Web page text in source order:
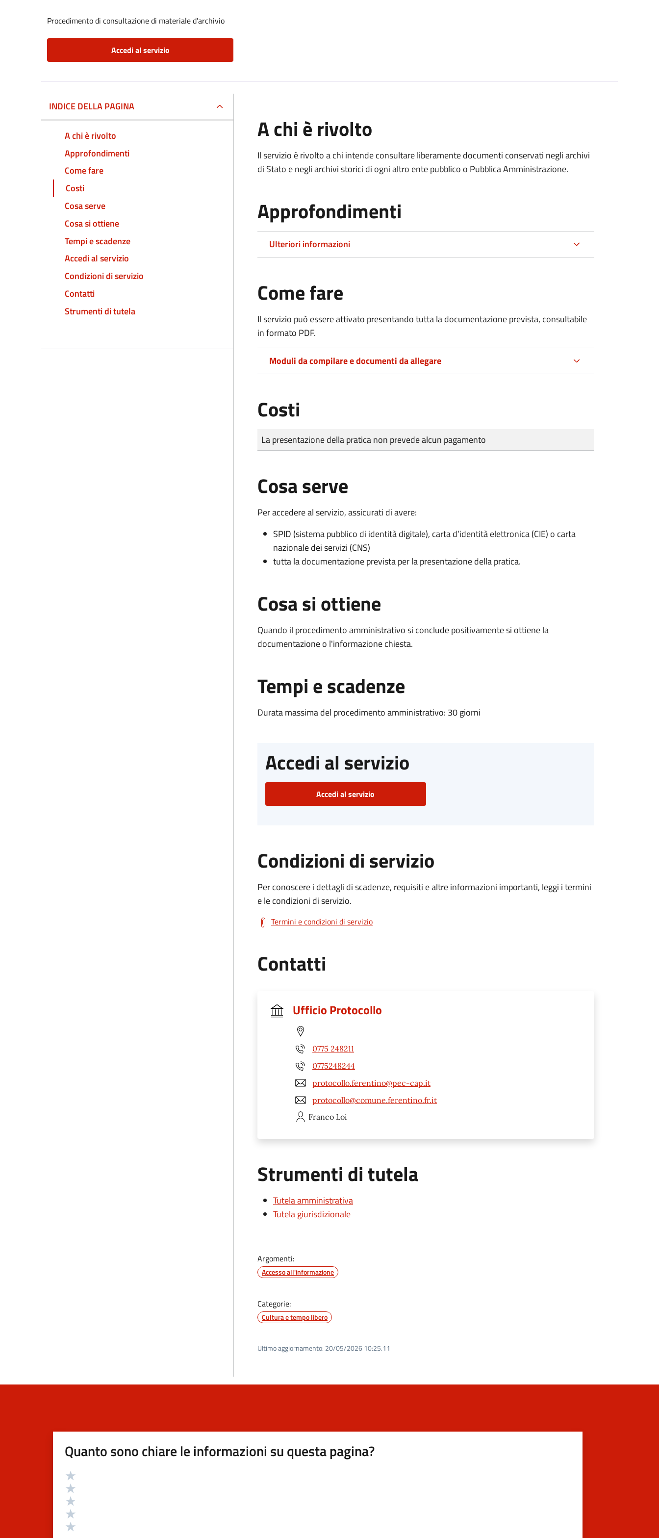
Procedimento di consultazione di materiale d'archivio
Accedi al servizio
INDICE DELLA PAGINA
A chi è rivolto
Approfondimenti
Come fare
Costi
Cosa serve
Cosa si ottiene
Tempi e scadenze
Accedi al servizio
Condizioni di servizio
Contatti
Strumenti di tutela
A chi è rivolto
Il servizio è rivolto a chi intende consultare liberamente documenti conservati negli archivi
di Stato e negli archivi storici di ogni altro ente pubblico o Pubblica Amministrazione.
Approfondimenti
Ulteriori informazioni
Come fare
Il servizio può essere attivato presentando tutta la documentazione prevista, consultabile
in formato PDF.
Moduli da compilare e documenti da allegare
Costi
Tipo di pagamento
Importo
La presentazione della pratica non prevede alcun pagamento
Cosa serve
Per accedere al servizio, assicurati di avere:
SPID (sistema pubblico di identità digitale), carta d’identità elettronica (CIE) o carta
nazionale dei servizi (CNS)
tutta la documentazione prevista per la presentazione della pratica.
Cosa si ottiene
Quando il procedimento amministrativo si conclude positivamente si ottiene la
documentazione o l'informazione chiesta.
Tempi e scadenze
Durata massima del procedimento amministrativo: 30 giorni
Accedi al servizio
Accedi al servizio
Condizioni di servizio
Per conoscere i dettagli di scadenze, requisiti e altre informazioni importanti, leggi i termini
e le condizioni di servizio.
Termini e condizioni di servizio
Contatti
Ufficio Protocollo
0775 248211
0775248244
protocollo.ferentino@pec-cap.it
protocollo@comune.ferentino.fr.it
Franco Loi
Strumenti di tutela
Tutela amministrativa
Tutela giurisdizionale
Argomenti:
Accesso all'informazione
Categorie:
Cultura e tempo libero
Ultimo aggiornamento: 20/05/2026 10:25.11
Quanto sono chiare le informazioni su questa pagina?
Valutazione